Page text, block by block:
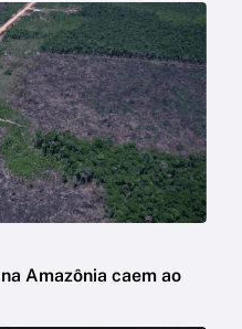
Amazônia caem ao